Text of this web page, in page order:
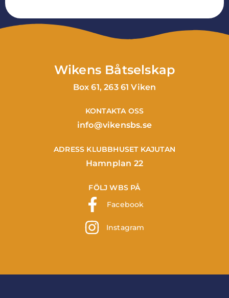
Wikens Båtselskap
Box 61, 263 61 Viken
KONTAKTA OSS
info@vikensbs.se
ADRESS KLUBBHUSET KAJUTAN
Hamnplan 22
FÖLJ WBS PÅ
Facebook
Instagram